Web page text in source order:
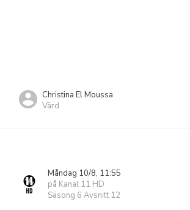
Christina El Moussa
Värd
Måndag 10/8, 11:55
på Kanal 11 HD
Säsong 6 Avsnitt 12